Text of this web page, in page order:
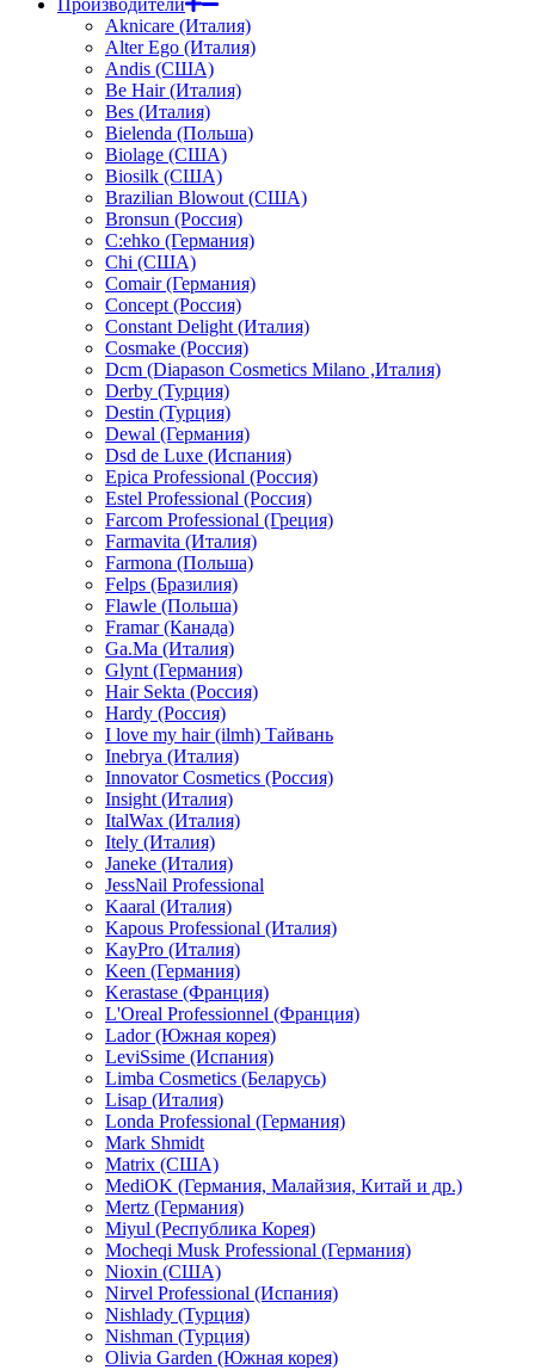
Производители
Aknicare (Италия)
Alter Ego (Италия)
Andis (США)
Be Hair (Италия)
Bes (Италия)
Bielenda (Польша)
Biolage (США)
Biosilk (США)
Brazilian Blowout (США)
Bronsun (Россия)
C:ehko (Германия)
Chi (США)
Comair (Германия)
Concept (Россия)
Constant Delight (Италия)
Cosmake (Россия)
Dcm (Diapason Cosmetics Milano ,Италия)
Derby (Турция)
Destin (Турция)
Dewal (Германия)
Dsd de Luxe (Испания)
Epica Professional (Россия)
Estel Professional (Россия)
Farcom Professional (Греция)
Farmavita (Италия)
Farmona (Польша)
Felps (Бразилия)
Flawle (Польша)
Framar (Канада)
Ga.Ma (Италия)
Glynt (Германия)
Hair Sekta (Россия)
Hardy (Россия)
I love my hair (ilmh) Тайвань
Inebrya (Италия)
Innovator Cosmetics (Россия)
Insight (Италия)
ItalWax (Италия)
Itely (Италия)
Janeke (Италия)
JessNail Professional
Kaaral (Италия)
Kapous Professional (Италия)
KayPro (Италия)
Keen (Германия)
Kerastase (Франция)
L'Oreal Professionnel (Франция)
Lador (Южная корея)
LeviSsime (Испания)
Limba Cosmetics (Беларусь)
Lisap (Италия)
Londa Professional (Германия)
Mark Shmidt
Matrix (США)
MediOK (Германия, Малайзия, Китай и др.)
Mertz (Германия)
Miyul (Республика Корея)
Mocheqi Musk Professional (Германия)
Nioxin (США)
Nirvel Professional (Испания)
Nishlady (Турция)
Nishman (Турция)
Olivia Garden (Южная корея)